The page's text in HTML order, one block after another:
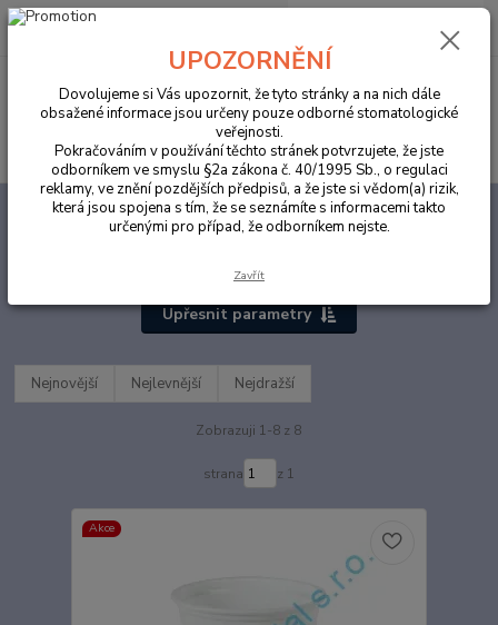
Menu
Hledat
0,00 Kč
ORDINACE Zdravotnický materiál Kelímky
Upřesnit parametry
Nejnovější Nejlevnější Nejdražší
Zobrazuji 1-8 z 8
strana z 1
Akce
UPOZORNĚNÍ
Dovolujeme si Vás upozornit, že tyto stránky a na nich dále
obsažené informace jsou určeny pouze odborné stomatologické
veřejnosti.
Pokračováním v používání těchto stránek potvrzujete, že jste
odborníkem ve smyslu §2a zákona č. 40/1995 Sb., o regulaci
reklamy, ve znění pozdějších předpisů, a že jste si vědom(a) rizik,
která jsou spojena s tím, že se seznámíte s informacemi takto
určenými pro případ, že odborníkem nejste.
Zavřít